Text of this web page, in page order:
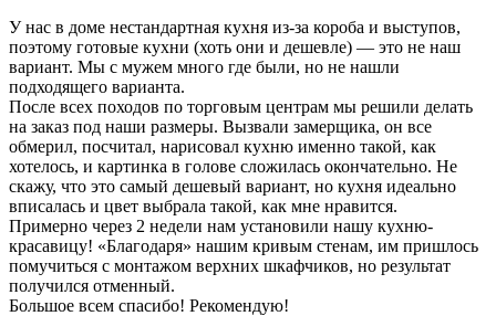
У нас в доме нестандартная кухня из-за короба и выступов,
поэтому готовые кухни (хоть они и дешевле) — это не наш
вариант. Мы с мужем много где были, но не нашли
подходящего варианта.
После всех походов по торговым центрам мы решили делать
на заказ под наши размеры. Вызвали замерщика, он все
обмерил, посчитал, нарисовал кухню именно такой, как
хотелось, и картинка в голове сложилась окончательно. Не
скажу, что это самый дешевый вариант, но кухня идеально
вписалась и цвет выбрала такой, как мне нравится.
Примерно через 2 недели нам установили нашу кухню-
красавицу! «Благодаря» нашим кривым стенам, им пришлось
помучиться с монтажом верхних шкафчиков, но результат
получился отменный.
Большое всем спасибо! Рекомендую!